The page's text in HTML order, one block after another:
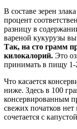
В составе зерен
процент
разницу в
вареной кукурузы
Так, на сто грамм
килокалорий. Это
принимать в пищу 1-
Что касается
ниже. Здесь в 100
консервированным
свежих початков
сочетается с